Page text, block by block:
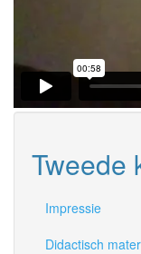
Tweede
Impressie
Didactisch